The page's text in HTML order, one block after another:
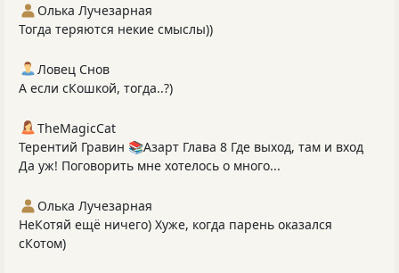
Олька Лучезарная
Тогда теряются некие смыслы))
Ловец Снов
А если сКошкой, тогда..?)
TheMagicCat
Терентий Гравин 📚Азарт Глава 8 Где выход, там и вход
Да уж! Поговорить мне хотелось о много...
Олька Лучезарная
НеКотяй ещё ничего) Хуже, когда парень оказался
сКотом)